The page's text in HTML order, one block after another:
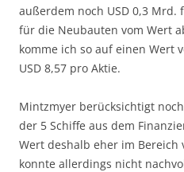
außerdem noch USD 0,3
für die Neubauten vom Wert
komme ich so auf einen Wert
USD 8,57 pro Aktie.
Mintzmyer berücksichtigt
der 5 Schiffe aus dem
Wert deshalb eher im Bereich
konnte allerdings nicht